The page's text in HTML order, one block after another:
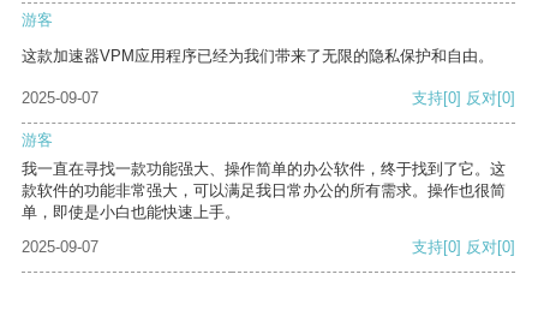
游客
这款加速器VPM应用程序已经为我们带来了无限的隐私保护和自由。
2025-09-07 支持[0] 反对[0]
游客
我一直在寻找一款功能强大、操作简单的办公软件，终于找到了它。这
款软件的功能非常强大，可以满足我日常办公的所有需求。操作也很简
单，即使是小白也能快速上手。
2025-09-07
支持[0] 反对[0]